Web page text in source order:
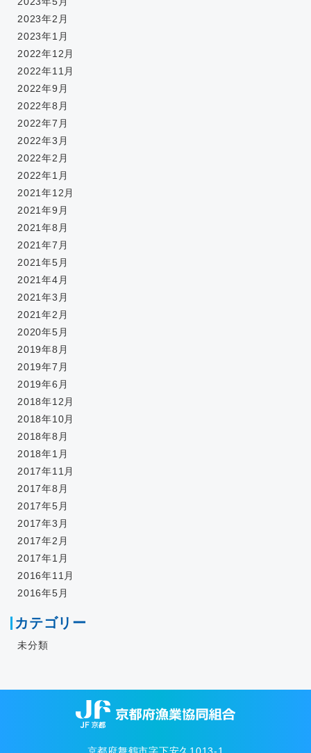
2023年2月
2023年1月
2022年12月
2022年11月
2022年9月
2022年8月
2022年7月
2022年3月
2022年2月
2022年1月
2021年12月
2021年9月
2021年8月
2021年7月
2021年5月
2021年4月
2021年3月
2021年2月
2020年5月
2019年8月
2019年7月
2019年6月
2018年12月
2018年10月
2018年8月
2018年1月
2017年11月
2017年8月
2017年5月
2017年3月
2017年2月
2017年1月
2016年11月
2016年5月
カテゴリー
未分類
京都府舞鶴市字下安久1013-1